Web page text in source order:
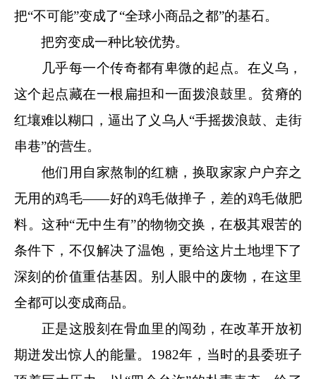
把“不可能”变成了“全球小商品之都”的基石。
把穷变成一种比较优势。
几乎每一个传奇都有卑微的起点。在义乌，
这个起点藏在一根扁担和一面拨浪鼓里。贫瘠的
红壤难以糊口，逼出了义乌人“手摇拨浪鼓、走街
串巷”的营生。
他们用自家熬制的红糖，换取家家户户弃之
无用的鸡毛——好的鸡毛做掸子，差的鸡毛做肥
料。这种“无中生有”的物物交换，在极其艰苦的
条件下，不仅解决了温饱，更给这片土地埋下了
深刻的价值重估基因。别人眼中的废物，在这里
全都可以变成商品。
正是这股刻在骨血里的闯劲，在改革开放初
期迸发出惊人的能量。1982年，当时的县委班子